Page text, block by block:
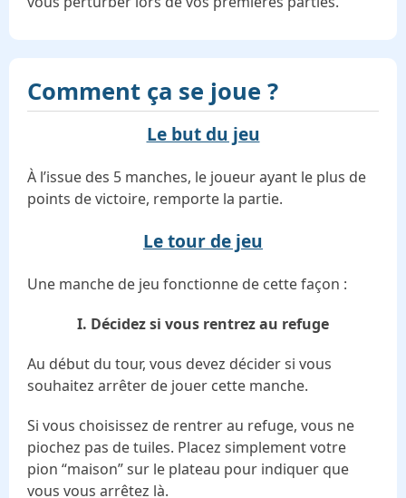
Comment ça se joue ?
Le but du jeu
À l’issue des 5 manches, le joueur ayant le plus de
points de victoire, remporte la partie.
Le tour de jeu
Une manche de jeu fonctionne de cette façon :
I. Décidez si vous rentrez au refuge
Au début du tour, vous devez décider si vous
souhaitez arrêter de jouer cette manche.
Si vous choisissez de rentrer au refuge, vous ne
piochez pas de tuiles. Placez simplement votre
pion “maison” sur le plateau pour indiquer que
vous vous arrêtez là.